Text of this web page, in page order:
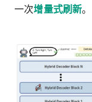
一次增量式刷新。